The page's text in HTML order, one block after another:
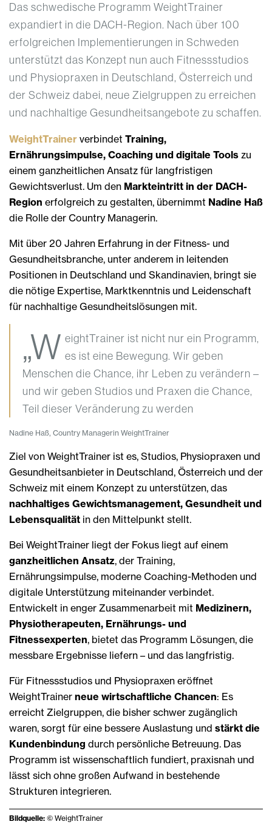
Das schwedische Programm WeightTrainer
expandiert in die DACH-Region. Nach über 100
erfolgreichen Implementierungen in Schweden
unterstützt das Konzept nun auch Fitnessstudios
und Physiopraxen in Deutschland, Österreich und
der Schweiz dabei, neue Zielgruppen zu erreichen
und nachhaltige Gesundheitsangebote zu schaffen.
WeightTrainer verbindet Training,
Ernährungsimpulse, Coaching und digitale Tools zu
einem ganzheitlichen Ansatz für langfristigen
Gewichtsverlust. Um den Markteintritt in der DACH-
Region erfolgreich zu gestalten, übernimmt Nadine Haß
die Rolle der Country Managerin.
Mit über 20 Jahren Erfahrung in der Fitness- und
Gesundheitsbranche, unter anderem in leitenden
Positionen in Deutschland und Skandinavien, bringt sie
die nötige Expertise, Marktkenntnis und Leidenschaft
für nachhaltige Gesundheitslösungen mit.
„W eightTrainer ist nicht nur ein Programm,
es ist eine Bewegung. Wir geben
Menschen die Chance, ihr Leben zu verändern –
und wir geben Studios und Praxen die Chance,
Teil dieser Veränderung zu werden
Nadine Haß, Country Managerin WeightTrainer
Ziel von WeightTrainer ist es, Studios, Physiopraxen und
Gesundheitsanbieter in Deutschland, Österreich und der
Schweiz mit einem Konzept zu unterstützen, das
nachhaltiges Gewichtsmanagement, Gesundheit und
Lebensqualität in den Mittelpunkt stellt.
Bei WeightTrainer liegt der Fokus liegt auf einem
ganzheitlichen Ansatz, der Training,
Ernährungsimpulse, moderne Coaching-Methoden und
digitale Unterstützung miteinander verbindet.
Entwickelt in enger Zusammenarbeit mit Medizinern,
Physiotherapeuten, Ernährungs- und
Fitnessexperten, bietet das Programm Lösungen, die
messbare Ergebnisse liefern – und das langfristig.
Für Fitnessstudios und Physiopraxen eröffnet
WeightTrainer neue wirtschaftliche Chancen: Es
erreicht Zielgruppen, die bisher schwer zugänglich
waren, sorgt für eine bessere Auslastung und stärkt die
Kundenbindung durch persönliche Betreuung. Das
Programm ist wissenschaftlich fundiert, praxisnah und
lässt sich ohne großen Aufwand in bestehende
Strukturen integrieren.
Bildquelle: © WeightTrainer